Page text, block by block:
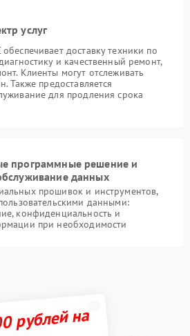
услуг
доставку техники по
и качественный ремонт,
Клиенты могут отслеживать
Также предоставляется
для продления срока
программные решение и
данных
прошивок и инструментов,
данными:
конфиденциальность и
при необходимости
рублей на